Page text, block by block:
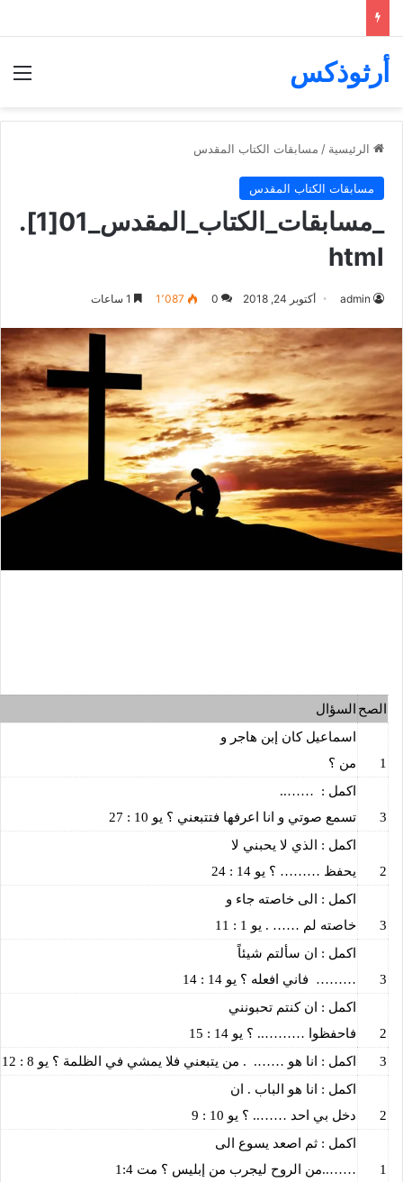
أرثوذكس
الرئيسية / مسابقات الكتاب المقدس
مسابقات الكتاب المقدس
_مسابقات_الكتاب_المقدس_01[1].
html
admin أكتوبر 24, 2018 0 1٬087
الصح السؤال
1
اسماعيل كان إبن هاجر و
من ؟
3
اكمل :
……..
تسمع صوتي و انا اعرفها فتتبعني ؟ يو 10 : 27
2
اكمل : الذي لا يحبني لا
يحفظ ……… ؟ يو 14 : 24
3
اكمل : الى خاصته جاء و
خاصته لم …… . يو 1 : 11
3
اكمل : ان سألتم شيئاً
………
فاني افعله ؟ يو 14 : 14
2
اكمل : ان كنتم تحبونني
فاحفظوا ……….. ؟ يو 14 : 15
3
اكمل : انا هو ……. . من يتبعني فلا يمشي في الظلمة ؟ يو 8 : 12
2
اكمل : انا هو الباب . ان
دخل بي احد …….. ؟ يو 10 : 9
1
اكمل : ثم اصعد يسوع الى
……..من الروح ليجرب من إبليس ؟ مت 1:4